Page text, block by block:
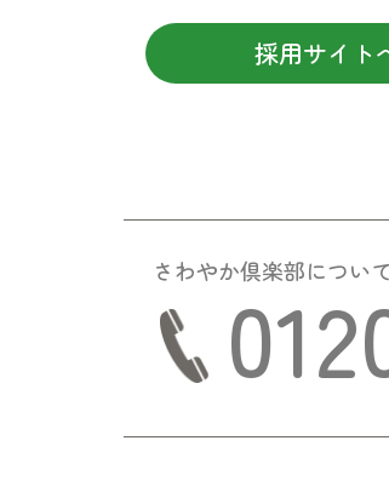
採用サイト
さわやか倶楽部につい